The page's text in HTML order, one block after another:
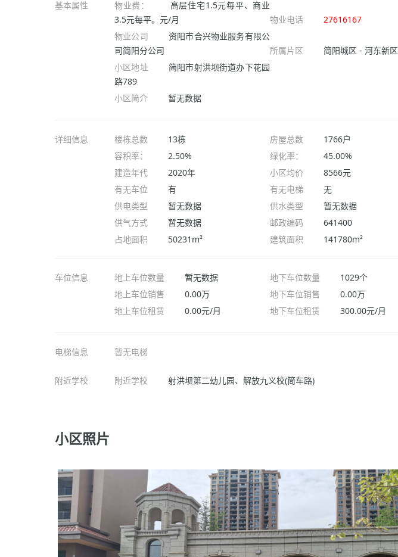
基本属性 物业费：
高层住宅1.5元每平、商业
3.5元每平。元/月
物业电话
27616167
物业公司
资阳市合兴物业服务有限公
司简阳分公司
所属片区
简阳城区 - 河东新区
小区地址
简阳市射洪坝街道办下花园
路789
小区简介
暂无数据
详细信息 楼栋总数 13栋 房屋总数
1766户
容积率：
2.50% 绿化率：
45.00%
建造年代
2020年 小区均价
8566元
有无车位
有 有无电梯
无
供电类型
暂无数据 供水类型
暂无数据
供气方式
暂无数据 邮政编码
641400
占地面积
50231m² 建筑面积 141780m²
车位信息 地上车位数量 暂无数据 地下车位数量
1029个
地上车位销售
0.00万 地下车位销售
0.00万
地上车位租赁
0.00元/月 地下车位租赁 300.00元/月
电梯信息 暂无电梯
附近学校 附近学校 射洪坝第二幼儿园、解放九义校(筒车路)
小区照片